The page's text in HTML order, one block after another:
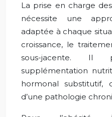
La prise en charge
nécessite une
adaptée à chaque
croissance, le
sous-jacente. Il
supplémentation
hormonal
d’une pathologie